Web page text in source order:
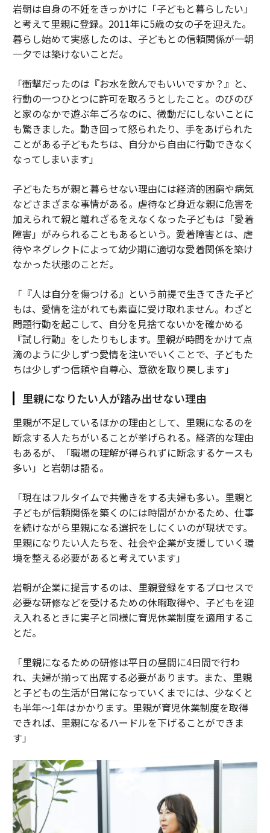
岩朝は自身の不妊をきっかけに「子どもと暮らしたい」
と考えて里親に登録。2011年に5歳の女の子を迎えた。
暮らし始めて実感したのは、子どもとの信頼関係が一朝
一夕では築けないことだ。
「衝撃だったのは『お水を飲んでもいいですか？』と、
行動の一つひとつに許可を取ろうとしたこと。のびのび
と家のなかで遊ぶ年ごろなのに、微動だにしないことに
も驚きました。動き回って怒られたり、手をあげられた
ことがある子どもたちは、自分から自由に行動できなく
なってしまいます」
子どもたちが親と暮らせない理由には経済的困窮や病気
などさまざまな事情がある。虐待など身近な親に危害を
加えられて親と離れざるをえなくなった子どもは「愛着
障害」がみられることもあるという。愛着障害とは、虐
待やネグレクトによって幼少期に適切な愛着関係を築け
なかった状態のことだ。
「『人は自分を傷つける』という前提で生きてきた子ど
もは、愛情を注がれても素直に受け取れません。わざと
問題行動を起こして、自分を見捨てないかを確かめる
『試し行動』をしたりもします。里親が時間をかけて点
滴のように少しずつ愛情を注いでいくことで、子どもた
ちは少しずつ信頼や自尊心、意欲を取り戻します」
里親になりたい人が踏み出せない理由
里親が不足しているほかの理由として、里親になるのを
断念する人たちがいることが挙げられる。経済的な理由
もあるが、「職場の理解が得られずに断念するケースも
多い」と岩朝は語る。
「現在はフルタイムで共働きをする夫婦も多い。里親と
子どもが信頼関係を築くのには時間がかかるため、仕事
を続けながら里親になる選択をしにくいのが現状です。
里親になりたい人たちを、社会や企業が支援していく環
境を整える必要があると考えています」
岩朝が企業に提言するのは、里親登録をするプロセスで
必要な研修などを受けるための休暇取得や、子どもを迎
え入れるときに実子と同様に育児休業制度を適用するこ
とだ。
「里親になるための研修は平日の昼間に4日間で行わ
れ、夫婦が揃って出席する必要があります。また、里親
と子どもの生活が日常になっていくまでには、少なくと
も半年～1年はかかります。里親が育児休業制度を取得
できれば、里親になるハードルを下げることができま
す」